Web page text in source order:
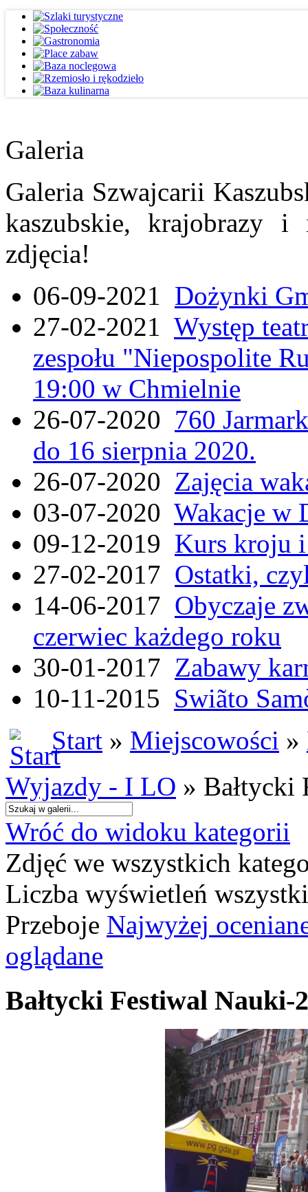
Galeria
Galeria Szwajcarii
kaszubskie, krajobrazy
zdjęcia!
06-09-2021 Dożynki
27-02-2021 Występ
zespołu "Niepospolite
19:00 w Chmielnie
26-07-2020 760
do 16 sierpnia 2020.
26-07-2020 Zajęcia
03-07-2020 Wakacje w
09-12-2019 Kurs kroju i
27-02-2017 Ostatki,
14-06-2017 Obyczaje
czerwiec każdego roku
30-01-2017 Zabawy
10-11-2015 Swiãto
Start » Miejscowości »
Wyjazdy - I LO » Bałtycki
Wróć do widoku kategorii
Zdjęć we wszystkich
Liczba wyświetleń
Przeboje Najwyżej
oglądane
Bałtycki Festiwal Nauki-2